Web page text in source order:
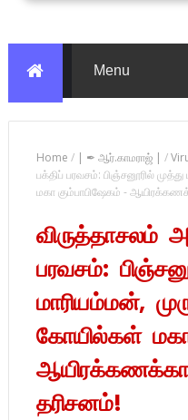
Home / | ✒ ஆர்.காமராஜ் | /
பக்திப் பரவசம்: பிஞ்சனூரில்
மகா கும்பாபிஷேகம் -
விருத்தாசலம்
பரவசம்:
மாரியம்மன்,
கோயில்கள்
தரிசனம்!